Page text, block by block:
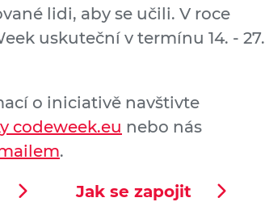
lidi, aby se učili. V roce
uskuteční v termínu 14. - 27.
o iniciativě navštivte
codeweek.eu nebo nás
.
Jak se zapojit